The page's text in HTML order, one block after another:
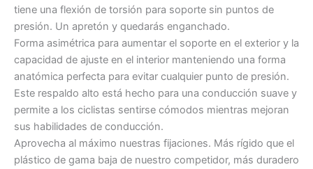
tiene una flexión de torsión para soporte sin puntos de
presión. Un apretón y quedarás enganchado.
Forma asimétrica para aumentar el soporte en el exterior y la
capacidad de ajuste en el interior manteniendo una forma
anatómica perfecta para evitar cualquier punto de presión.
Este respaldo alto está hecho para una conducción suave y
permite a los ciclistas sentirse cómodos mientras mejoran
sus habilidades de conducción.
Aprovecha al máximo nuestras fijaciones. Más rígido que el
plástico de gama baja de nuestro competidor, más duradero